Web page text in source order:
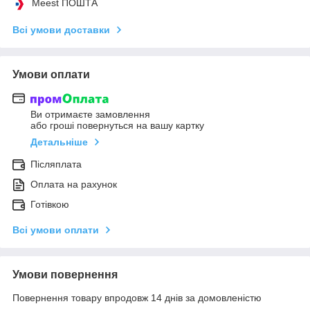
Meest ПОШТА
Всі умови доставки
Умови оплати
Ви отримаєте замовлення
або гроші повернуться на вашу картку
Детальніше
Післяплата
Оплата на рахунок
Готівкою
Всі умови оплати
Умови повернення
Повернення товару впродовж 14 днів за домовленістю